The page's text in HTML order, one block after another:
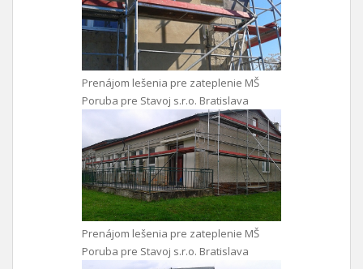
Prenájom lešenia pre zateplenie MŠ
Poruba pre Stavoj s.r.o. Bratislava
Prenájom lešenia pre zateplenie MŠ
Poruba pre Stavoj s.r.o. Bratislava